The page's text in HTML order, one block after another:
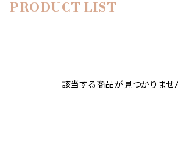
PRODUCT LIST
該当する商品が見つかりませ